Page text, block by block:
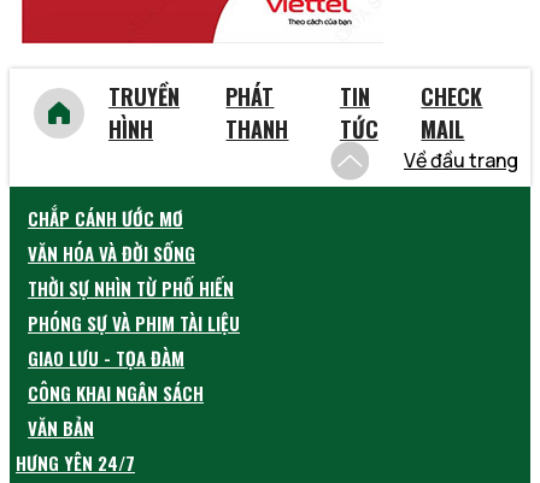
TRUYỀN
HÌNH
PHÁT
THANH
TIN
TỨC
CHECK
MAIL
Về đầu trang
CHẮP CÁNH ƯỚC MƠ
VĂN HÓA VÀ ĐỜI SỐNG
THỜI SỰ NHÌN TỪ PHỐ HIẾN
PHÓNG SỰ VÀ PHIM TÀI LIỆU
GIAO LƯU - TỌA ĐÀM
CÔNG KHAI NGÂN SÁCH
VĂN BẢN
HƯNG YÊN 24/7